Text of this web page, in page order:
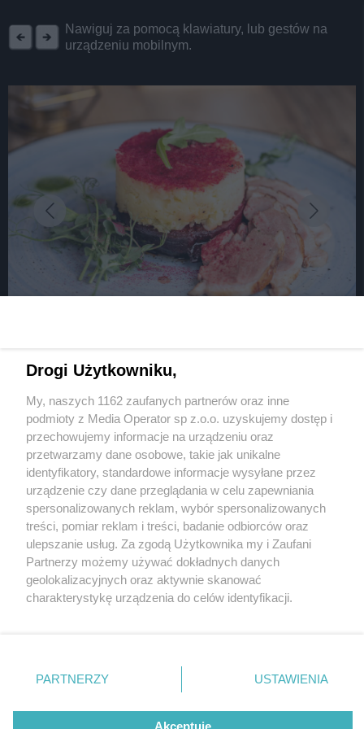
Nawiguj za pomocą klawiatury, lub gestów na
urządzeniu mobilnym.
Restauracji Śląskich
2 / 5
Już 24 lutego startuje II
edycja Festiwalu Restauracji
Śląskich
Wydawca mediów lokalnych
Nie zapomnij
zapoznać się z:
polityką prywatności regulamin korzystania z portali
Twojemiasto
Piekary Śląskie
Chorzów
Tarnowskie Góry
Gliwice
Skontakuj sięz nami
Kontakt
Wydawca
Redakcja
Drogi Użytkowniku,
My, naszych 1162 zaufanych partnerów oraz inne
podmioty z Media Operator sp z.o.o. uzyskujemy dostęp i
przechowujemy informacje na urządzeniu oraz
przetwarzamy dane osobowe, takie jak unikalne
identyfikatory, standardowe informacje wysyłane przez
urządzenie czy dane przeglądania w celu zapewniania
spersonalizowanych reklam, wybór spersonalizowanych
treści, pomiar reklam i treści, badanie odbiorców oraz
ulepszanie usług. Za zgodą Użytkownika my i Zaufani
Partnerzy możemy używać dokładnych danych
geolokalizacyjnych oraz aktywnie skanować
charakterystykę urządzenia do celów identyfikacji.
zmienić/wycofać klikając przycisk ustawień prywatności
znajdujący się w lewym dolnym rogu strony
rodzaje przetwarzania danych nie wymagają zgody
użytkownika, ale masz prawo sprzeciwić się takiemu
PARTNERZY USTAWIENIA
Akceptuję